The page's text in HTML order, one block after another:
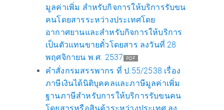
มูลค่าเพิ่ม สำหรับกิจการให้บริการรับขน
คนโดยสารระหว่างประเทศโดย
อากาศยานและสำหรับกิจการให้บริการ
เป็นตัวแทนขายตั๋วโดยสาร ลงวันที่ 28
พฤศจิกายน พ.ศ. 2537
PDF
คำสั่งกรมสรรพากร ที่ ป.55/2538 เรื่อง
ภาษีเงินได้นิติบุคคลและภาษีมูลค่าเพิ่ม
ฐานภาษีสำหรับการให้บริการรับขนคน